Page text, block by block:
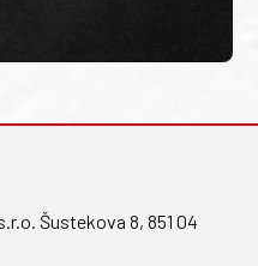
Šustekova 8, 851 04